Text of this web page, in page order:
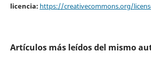
licencia: https://creativecommons.org/
Artículos más leídos del mismo